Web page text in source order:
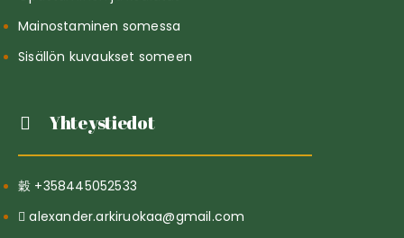
Mainostaminen somessa
Sisällön kuvaukset someen
Yhteystiedot
+358445052533
alexander.arkiruokaa@gmail.com